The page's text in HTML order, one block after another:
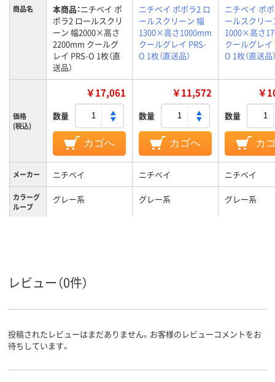
商品名 本商品：ニチベイ ポ
ポラ2 ロールスクリ
ーン 幅2000×高さ
2200mm クールグ
レイ PRS-O 1枚（直
送品）
ニチベイ ポポラ2 ロ
ールスクリーン 幅
1300×高さ1000mm
クールグレイ PRS-
O 1枚（直送品）
ニチベイ ポ
ールスクリー
1000×高さ
クールグレイ
O 1枚（直送品
価格
(税込)
￥17,061
数量
カゴへ
￥11,572
数量
カゴへ
￥
数量
カ
メーカー ニチベイ ニチベイ ニチベイ
カラーグ
ループ
グレー系 グレー系 グレー系
レビュー（0件）
投稿されたレビューはまだありません。お客様のレビューコメントをお
待ちしています。